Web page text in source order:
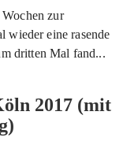
wieder eine rasende
dritten Mal fand...
2017 (mit